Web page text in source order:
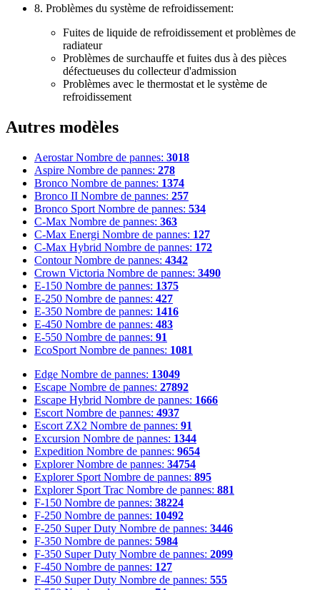
8. Problèmes du système de refroidissement:
Fuites de liquide de refroidissement et problèmes de
radiateur
Problèmes de surchauffe et fuites dus à des pièces
défectueuses du collecteur d'admission
Problèmes avec le thermostat et le système de
refroidissement
Autres modèles
Aerostar Nombre de pannes: 3018
Aspire Nombre de pannes: 278
Bronco Nombre de pannes: 1374
Bronco II Nombre de pannes: 257
Bronco Sport Nombre de pannes: 534
C-Max Nombre de pannes: 363
C-Max Energi Nombre de pannes: 127
C-Max Hybrid Nombre de pannes: 172
Contour Nombre de pannes: 4342
Crown Victoria Nombre de pannes: 3490
E-150 Nombre de pannes: 1375
E-250 Nombre de pannes: 427
E-350 Nombre de pannes: 1416
E-450 Nombre de pannes: 483
E-550 Nombre de pannes: 91
EcoSport Nombre de pannes: 1081
Edge Nombre de pannes: 13049
Escape Nombre de pannes: 27892
Escape Hybrid Nombre de pannes: 1666
Escort Nombre de pannes: 4937
Escort ZX2 Nombre de pannes: 91
Excursion Nombre de pannes: 1344
Expedition Nombre de pannes: 9654
Explorer Nombre de pannes: 34754
Explorer Sport Nombre de pannes: 895
Explorer Sport Trac Nombre de pannes: 881
F-150 Nombre de pannes: 38224
F-250 Nombre de pannes: 10492
F-250 Super Duty Nombre de pannes: 3446
F-350 Nombre de pannes: 5984
F-350 Super Duty Nombre de pannes: 2099
F-450 Nombre de pannes: 127
F-450 Super Duty Nombre de pannes: 555